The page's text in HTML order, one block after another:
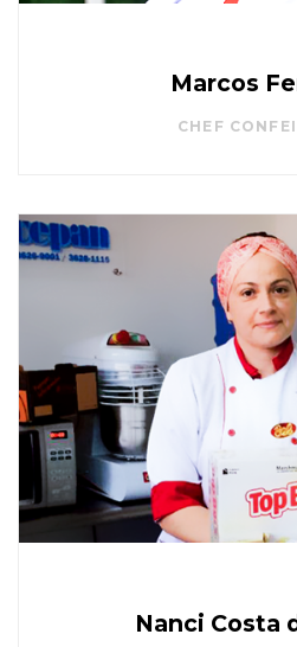
Marcos
CHEF
Nanci Costa